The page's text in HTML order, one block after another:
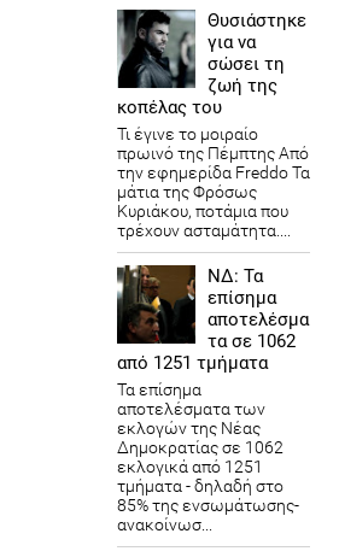
Θυσιάστηκε
για να
σώσει τη
ζωή της
κοπέλας του
Τι έγινε το μοιραίο
πρωινό της Πέμπτης Από
την εφημερίδα Freddo Τα
μάτια της Φρόσως
Κυριάκου, ποτάμια που
τρέχουν ασταμάτητα....
ΝΔ: Τα
επίσημα
αποτελέσμα
τα σε 1062
από 1251 τμήματα
Τα επίσημα
αποτελέσματα των
εκλογών της Νέας
Δημοκρατίας​ σε 1062
εκλογικά από 1251
τμήματα - δηλαδή στο
85% της ενσωμάτωσης-
ανακοίνωσ...